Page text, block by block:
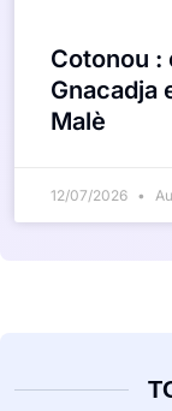
Cotonou :
Gnacadja
Malè
12/07/2026